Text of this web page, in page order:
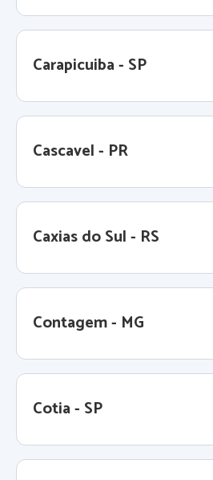
Carapicuiba - SP
Cascavel - PR
Caxias do Sul - RS
Contagem - MG
Cotia - SP